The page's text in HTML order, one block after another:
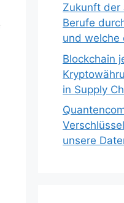
Zukunft der
Berufe
und welche
Blockchain
in Supply
unsere